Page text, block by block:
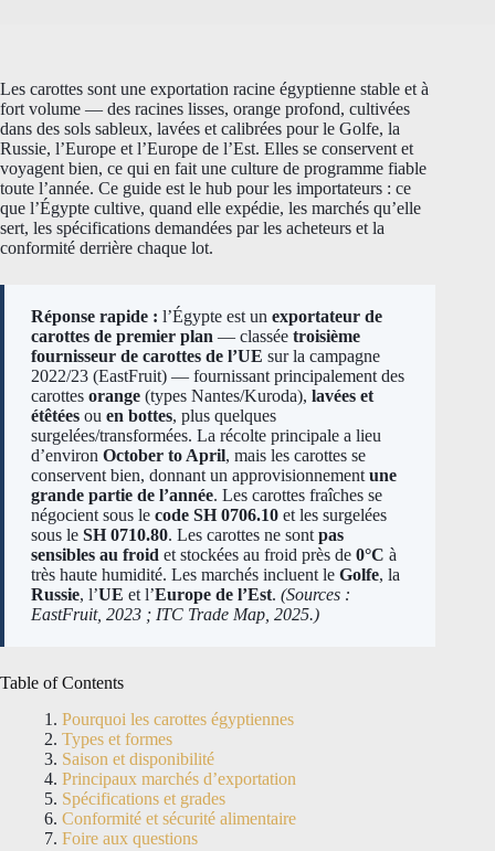
Les carottes sont une exportation racine égyptienne stable et à
fort volume — des racines lisses, orange profond, cultivées
dans des sols sableux, lavées et calibrées pour le Golfe, la
Russie, l’Europe et l’Europe de l’Est. Elles se conservent et
voyagent bien, ce qui en fait une culture de programme fiable
toute l’année. Ce guide est le hub pour les importateurs : ce
que l’Égypte cultive, quand elle expédie, les marchés qu’elle
sert, les spécifications demandées par les acheteurs et la
conformité derrière chaque lot.
Réponse rapide : l’Égypte est un exportateur de
carottes de premier plan — classée troisième
fournisseur de carottes de l’UE sur la campagne
2022/23 (EastFruit) — fournissant principalement des
carottes orange (types Nantes/Kuroda), lavées et
étêtées ou en bottes, plus quelques
surgelées/transformées. La récolte principale a lieu
d’environ October to April, mais les carottes se
conservent bien, donnant un approvisionnement une
grande partie de l’année. Les carottes fraîches se
négocient sous le code SH 0706.10 et les surgelées
sous le SH 0710.80. Les carottes ne sont pas
sensibles au froid et stockées au froid près de 0°C à
très haute humidité. Les marchés incluent le Golfe, la
Russie, l’UE et l’Europe de l’Est. (Sources :
EastFruit, 2023 ; ITC Trade Map, 2025.)
Table of Contents
Pourquoi les carottes égyptiennes
Types et formes
Saison et disponibilité
Principaux marchés d’exportation
Spécifications et grades
Conformité et sécurité alimentaire
Foire aux questions